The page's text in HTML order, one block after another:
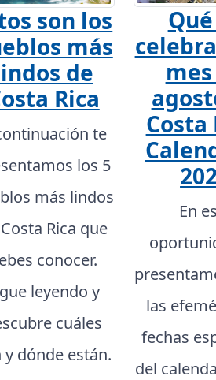
son los
más
de
Rica
te
los 5
más lindos
Rica que
conocer.
leyendo y
cuáles
y dónde están.
Costa
En
las
fechas
del